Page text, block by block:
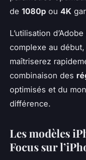
de 1080p ou 4K
L’utilisation
complexe au
maîtriserez
combinaison des
optimisés et du
différence.
Les modèles
Focus sur